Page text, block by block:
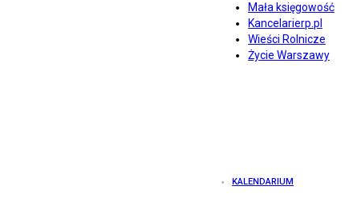
Mała księgowość
Kancelarierp.pl
Wieści Rolnicze
Życie Warszawy
KALENDARIUM